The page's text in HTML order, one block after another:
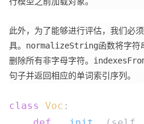
行模型之前加载对象。
此外，为了能够进行评估，我们必
具。 normalizeString函数将字符
删除所有非字母字符。
句子并返回相应的单词索引序列。
class Voc :